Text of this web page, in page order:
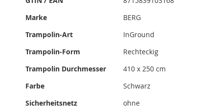
Marke
BERG
Trampolin-Art
InGround
Trampolin-Form
Rechteckig
Trampolin Durchmesser
410 x 250 cm
Farbe
Schwarz
Sicherheitsnetz
ohne